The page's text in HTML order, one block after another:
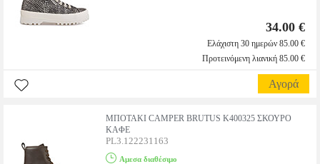
34.00 €
Ελάχιστη 30 ημερών 85.00 €
Προτεινόμενη λιανική 85.00 €
Αγορά
ΜΠΟΤΑΚΙ CAMPER BRUTUS K400325 ΣΚΟΥΡΟ
ΚΑΦΕ
PL3.122231163
Αμεσα διαθέσιμο